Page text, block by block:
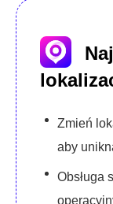
Zmień
aby
Obsługa